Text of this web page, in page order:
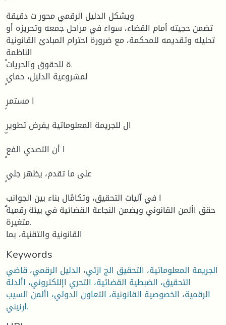
ويشكل الدليل الرقمي محور ت دقيقة
تضمن حجيته أمام القضاء، سواء في مراحل جمعه وتحريزه أو
تحليله وتقديمه للمحكمة، مع ضرورة احترام المبادئ القانونية
الناظمة
لمشروعية الدليل، حماي
ا مستمر
ال للجريمة المعلوماتية يفرض تطوير
ا أن التصدي الفع
على ما تقدم، يظهر جلي
ا في آليات التحقيق، وتكامًال بناء بين الجوانب
متغيرة.
القانونية والتقنية، بما
Keywords
الجريمة المعلوماتية، التحقيق الج ازئي، الدليل الرقمي، قاضي
التحقيق، الضبطية القضائية، التحري اإللكتروني، األدلة
الرقمية، الخصوصية القانونية، التعاون الدولي، األمن السيب
ارنيني.